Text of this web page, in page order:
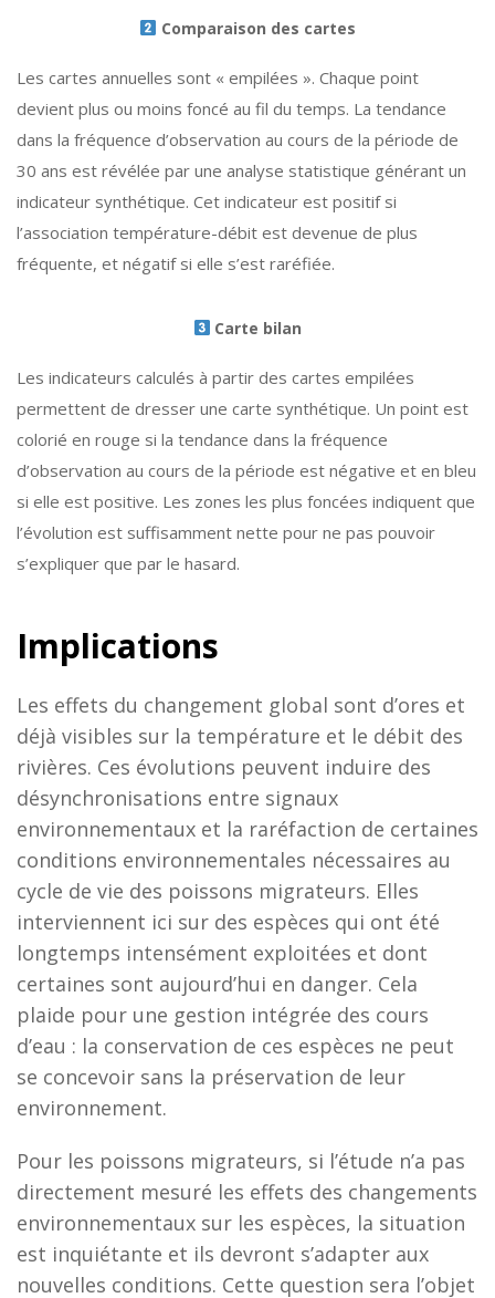
Comparaison des cartes
Les cartes annuelles sont « empilées ». Chaque point
devient plus ou moins foncé au fil du temps. La tendance
dans la fréquence d’observation au cours de la période de
30 ans est révélée par une analyse statistique générant un
indicateur synthétique. Cet indicateur est positif si
l’association température-débit est devenue de plus
fréquente, et négatif si elle s’est raréfiée.
Carte bilan
Les indicateurs calculés à partir des cartes empilées
permettent de dresser une carte synthétique. Un point est
colorié en rouge si la tendance dans la fréquence
d’observation au cours de la période est négative et en bleu
si elle est positive. Les zones les plus foncées indiquent que
l’évolution est suffisamment nette pour ne pas pouvoir
s’expliquer que par le hasard.
Implications
Les effets du changement global sont d’ores et
déjà visibles sur la température et le débit des
rivières. Ces évolutions peuvent induire des
désynchronisations entre signaux
environnementaux et la raréfaction de certaines
conditions environnementales nécessaires au
cycle de vie des poissons migrateurs. Elles
interviennent ici sur des espèces qui ont été
longtemps intensément exploitées et dont
certaines sont aujourd’hui en danger. Cela
plaide pour une gestion intégrée des cours
d’eau : la conservation de ces espèces ne peut
se concevoir sans la préservation de leur
environnement.
Pour les poissons migrateurs, si l’étude n’a pas
directement mesuré les effets des changements
environnementaux sur les espèces, la situation
est inquiétante et ils devront s’adapter aux
nouvelles conditions. Cette question sera l’objet